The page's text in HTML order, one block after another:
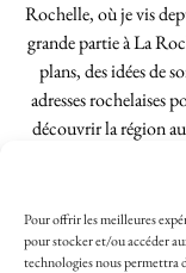
Pour offrir les meilleures
pour stocker et/ou accéder
technologies nous permettra
Rochelle, où je vis
grande partie à La
plans, des idées de
adresses rochelaises
découvrir la région
Rochelle, tenu par
soyez Rochelais·e ou
articles vous